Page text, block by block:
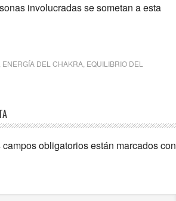
involucradas se sometan a esta
ENERGÍA DEL CHAKRA EQUILIBRIO DEL
campos obligatorios están marcados con